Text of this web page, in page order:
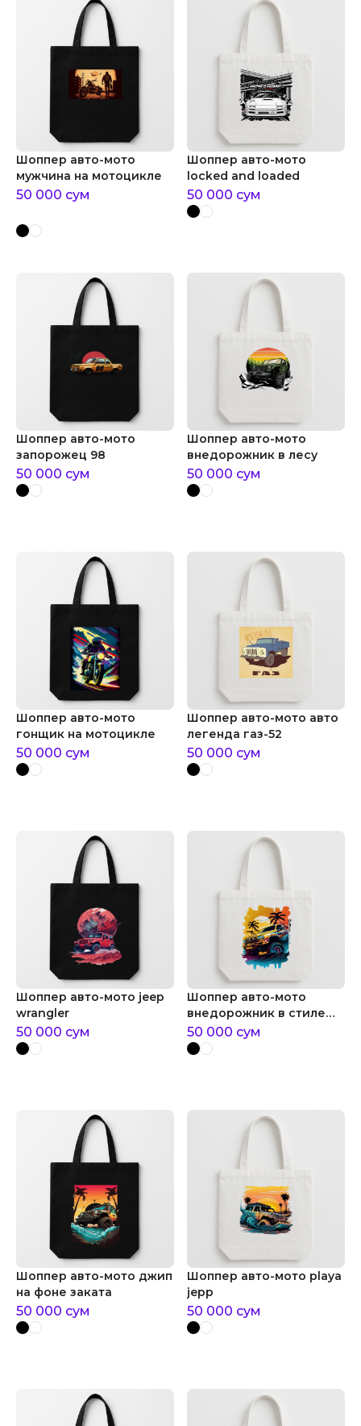
Шоппер авто-мото
мужчина на мотоцикле
50 000 сум
Шоппер авто-мото
locked and loaded
50 000 сум
Шоппер авто-мото
запорожец 98
50 000 сум
Шоппер авто-мото
внедорожник в лесу
50 000 сум
Шоппер авто-мото
гонщик на мотоцикле
50 000 сум
Шоппер авто-мото авто
легенда газ-52
50 000 сум
Шоппер авто-мото jeep
wrangler
50 000 сум
Шоппер авто-мото
внедорожник в стиле
акварели
50 000 сум
Шоппер авто-мото джип
на фоне заката
50 000 сум
Шоппер авто-мото playa
jepp
50 000 сум